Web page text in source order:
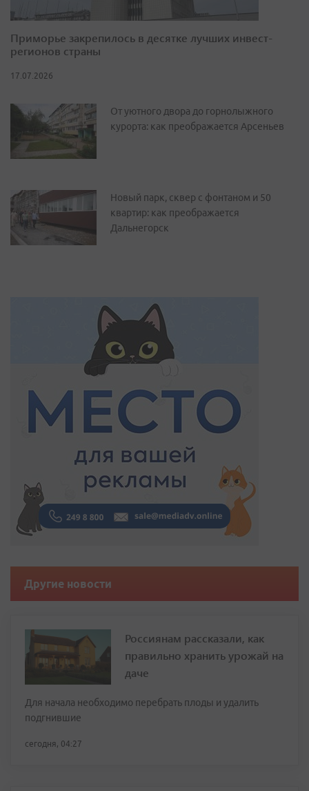
Приморье закрепилось в десятке лучших инвест-
регионов страны
17.07.2026
От уютного двора до горнолыжного
курорта: как преображается Арсеньев
Новый парк, сквер с фонтаном и 50
квартир: как преображается
Дальнегорск
Другие новости
Россиянам рассказали, как
правильно хранить урожай на
даче
Для начала необходимо перебрать плоды и удалить
подгнившие
сегодня, 04:27